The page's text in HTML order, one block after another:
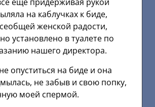
на каблучках к биде,
женской радости,
установлено в туалете по
нашего директора.
опуститься на биде и она
не забыв и свою попку,
моей спермой.